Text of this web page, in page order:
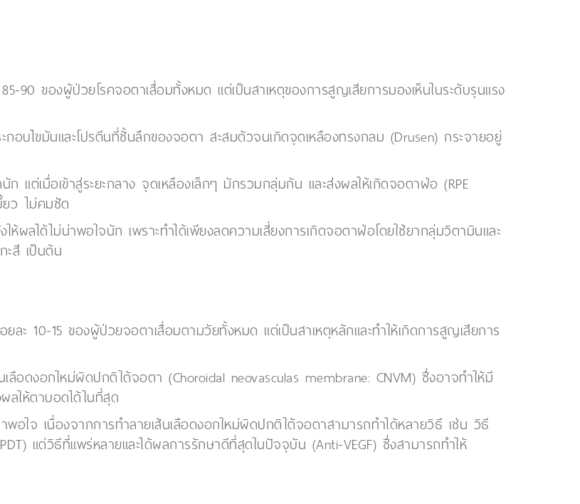
90 ของผู้ป่วยโรคจอตาเสื่อมทั้งหมด แต่เป็นสาเหตุของการสูญเสียการมองเห็นในระดับรุนแรง
อบไขมันและโปรตีนที่ชั้นลึกของจอตา สะสมตัวจนเกิดจุดเหลืองทรงกลม (Drusen) กระจายอยู่
ก แต่เมื่อเข้าสู่ระยะกลาง จุดเหลืองเล็กๆ มักรวมกลุ่มกัน และส่งผลให้เกิดจอตาฝ่อ (RPE
ยว ไม่คมชัด
ลได้ไม่น่าพอใจนัก เพราะทำได้เพียงลดความเสี่ยงการเกิดจอตาฝ่อโดยใช้ยากลุ่มวิตามินและ
สี เป็นต้น
ะ 10-15 ของผู้ป่วยจอตาเสื่อมตามวัยทั้งหมด แต่เป็นสาเหตุหลักและทำให้เกิดการสูญเสียการ
อดงอกใหม่ผิดปกติใต้จอตา (Choroidal neovasculas membrane: CNVM) ซึ่งอาจทำให้มี
ลให้ตาบอดได้ในที่สุด
อใจ เนื่องจากการทำลายเส้นเลือดงอกใหม่ผิดปกติใต้จอตาสามารถทำได้หลายวิธี เช่น วิธี
แต่วิธีที่แพร่หลายและได้ผลการรักษาดีที่สุดในปัจจุบัน (Anti-VEGF) ซึ่งสามารถทำให้